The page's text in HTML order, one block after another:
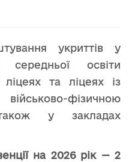
укриттів у
середньої освіти
та ліцеях із
фізичною
у закладах
на 2026 рік — 2